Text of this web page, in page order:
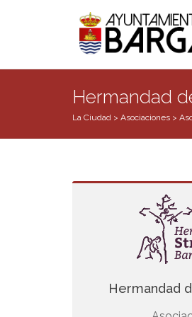
Hermandad
La Ciudad > Asociaciones >
Hermandad